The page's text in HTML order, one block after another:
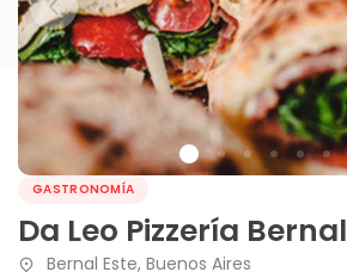
GASTRONOMÍA
Da Leo Pizzería Bernal
Bernal Este, Buenos Aires